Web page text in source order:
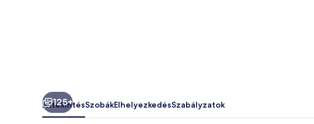
125+
ÁttekintésSzobákElhelyezkedésSzabályzatok